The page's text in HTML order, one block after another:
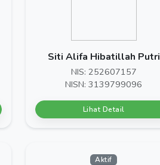
Siti Alifa Hibatillah Putri
NIS: 252607157
NISN: 3139799096
Lihat Detail
Aktif